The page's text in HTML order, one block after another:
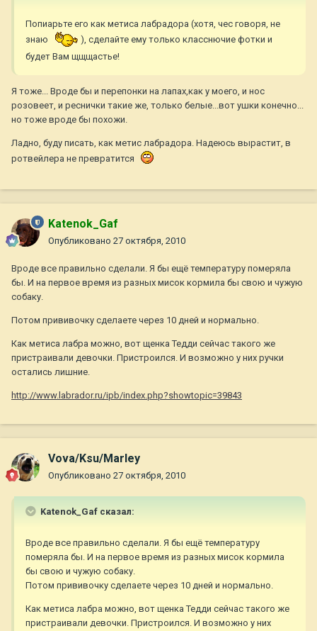
Попиарьте его как метиса лабрадора (хотя, чес говоря, не
знаю
), сделайте ему только класснючие фотки и
будет Вам щщщастье!
Я тоже... Вроде бы и перепонки на лапах,как у моего, и нос
розовеет, и реснички такие же, только белые...вот ушки конечно...
но тоже вроде бы похожи.
Ладно, буду писать, как метис лабрадора. Надеюсь вырастит, в
ротвейлера не превратится
Katenok_Gaf
Опубликовано 27 октября, 2010
Вроде все правильно сделали. Я бы ещё температуру померяла
бы. И на первое время из разных мисок кормила бы свою и чужую
собаку.
Потом прививочку сделаете через 10 дней и нормально.
Как метиса лабра можно, вот щенка Тедди сейчас такого же
пристраивали девочки. Пристроился. И возможно у них ручки
остались лишние.
http://www.labrador.ru/ipb/index.php?showtopic=39843
Vova/Ksu/Marley
Опубликовано 27 октября, 2010
Katenok_Gaf сказал:
Вроде все правильно сделали. Я бы ещё температуру
померяла бы. И на первое время из разных мисок кормила
бы свою и чужую собаку.
Потом прививочку сделаете через 10 дней и нормально.
Как метиса лабра можно, вот щенка Тедди сейчас такого же
пристраивали девочки. Пристроился. И возможно у них